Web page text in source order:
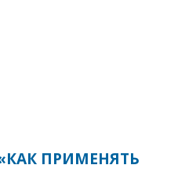
ПРИМЕНЯТЬ